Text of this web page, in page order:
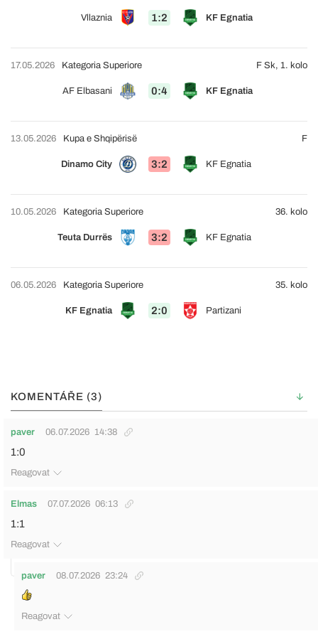
Vllaznia 1:2 KF Egnatia
17.05.2026
AF Elbasani 0:4 KF Egnatia
Kategoria Superiore F Sk, 1. kolo
13.05.2026
Dinamo City 3:2 KF Egnatia
Kupa e Shqipërisë F
10.05.2026
Teuta Durrës 3:2 KF Egnatia
Kategoria Superiore 36. kolo
06.05.2026
KF Egnatia 2:0 Partizani
Kategoria Superiore 35. kolo
KOMENTÁŘE (3)
paver 06.07.2026 14:38
1:0
Reagovat
Elmas 07.07.2026 06:13
1:1
Reagovat
paver 08.07.2026 23:24
Reagovat